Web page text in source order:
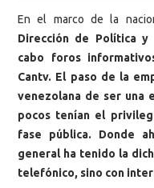
En el marco de la
Dirección de Política y
cabo foros
Cantv. El paso de la
venezolana de ser una
pocos tenían el
fase pública. Donde
general ha tenido la
telefónico, sino con